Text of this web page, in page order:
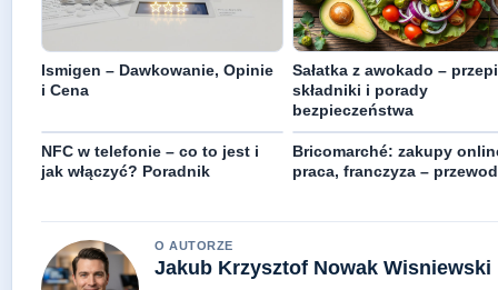
Ismigen – Dawkowanie, Opinie
i Cena
Sałatka z awokado –
składniki i porady
bezpieczeństwa
NFC w telefonie – co to jest i
jak włączyć? Poradnik
Bricomarché: zakupy
praca, franczyza –
O AUTORZE
Jakub Krzysztof Nowak Wisniewski